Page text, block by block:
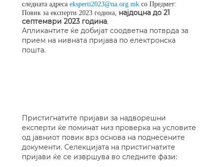
следната адреса eksperti2023@na.org.mk со Предмет:
Повик за експерти 2023 година, најдоцна до 21
септември 2023 година.
Апликантите ќе добијат соодветна потврда за
прием на нивната пријава по електронска
пошта.
Пристигнатите пријави за надворешни
експерти ќе поминат низ проверка на условите
од јавниот повик врз основа на поднесените
документи. Селекцијата на пристигнатите
пријави ќе се извршува во следните фази: